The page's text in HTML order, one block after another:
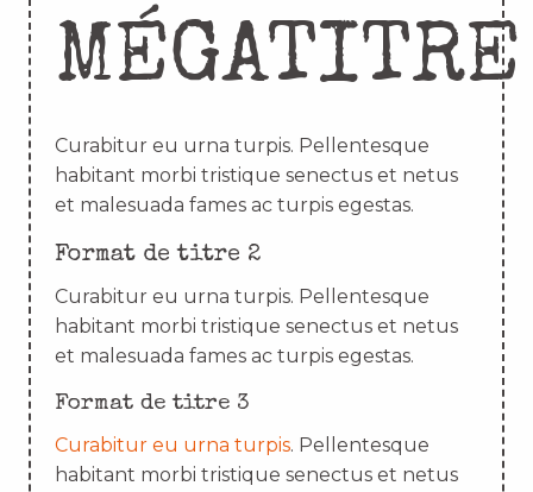
MÉGATITRE
Curabitur eu urna turpis. Pellentesque
habitant morbi tristique senectus et netus
et malesuada fames ac turpis egestas.
Format de titre 2
Curabitur eu urna turpis. Pellentesque
habitant morbi tristique senectus et netus
et malesuada fames ac turpis egestas.
Format de titre 3
Curabitur eu urna turpis. Pellentesque
habitant morbi tristique senectus et netus